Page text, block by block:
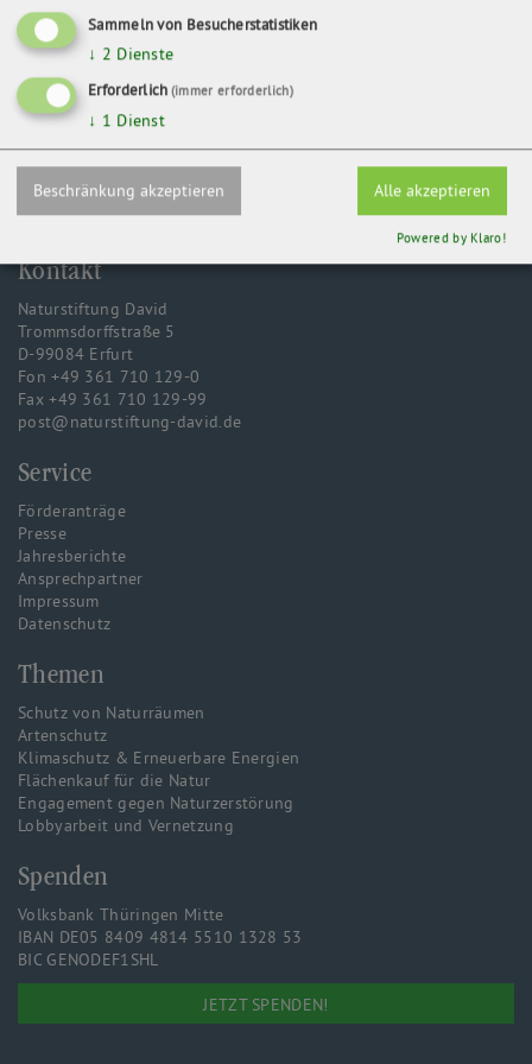
ZURÜCK
Kontakt
Naturstiftung David
Trommsdorffstraße 5
D-99084 Erfurt
Fon +49 361 710 129-0
Fax +49 361 710 129-99
post@naturstiftung-david.de
Service
Förderanträge
Presse
Jahresberichte
Ansprechpartner
Impressum
Datenschutz
Themen
Schutz von Naturräumen
Artenschutz
Klimaschutz & Erneuerbare Energien
Flächenkauf für die Natur
Engagement gegen Naturzerstörung
Lobbyarbeit und Vernetzung
Spenden
Volksbank Thüringen Mitte
IBAN DE05 8409 4814 5510 1328 53
BIC GENODEF1SHL
JETZT SPENDEN!
Sammeln von Besucherstatistiken
↓ 2 Dienste
Erforderlich (immer erforderlich)
↓ 1 Dienst
Beschränkung akzeptieren Alle akzeptieren
Powered by Klaro!